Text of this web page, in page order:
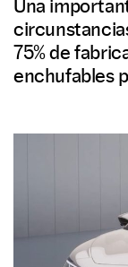
Una
75% de
enchufables